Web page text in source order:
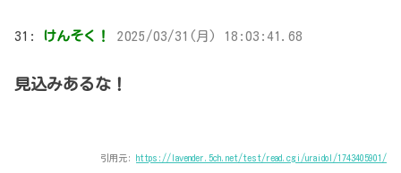
31: けんそく！ 2025/03/31(月) 18:03:41.68
見込みあるな！
引用元: https://lavender.5ch.net/test/read.cgi/uraidol/1743405901/